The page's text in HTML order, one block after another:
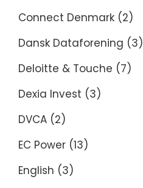
Connect Denmark (2)
Dansk Dataforening (3)
Deloitte & Touche (7)
Dexia Invest (3)
DVCA (2)
EC Power (13)
English (3)